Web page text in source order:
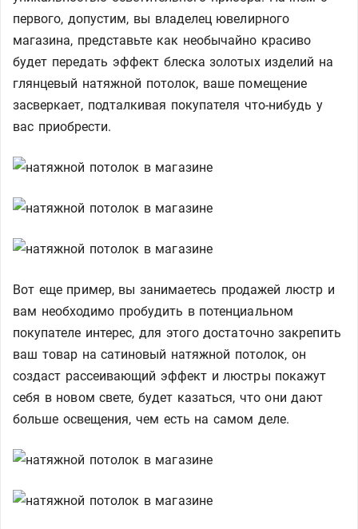
первого, допустим, вы владелец ювелирного
магазина, представьте как необычайно красиво
будет передать эффект блеска золотых изделий на
глянцевый натяжной потолок, ваше помещение
засверкает, подталкивая покупателя что-нибудь у
вас приобрести.
Вот еще пример, вы занимаетесь продажей люстр и
вам необходимо пробудить в потенциальном
покупателе интерес, для этого достаточно закрепить
ваш товар на сатиновый натяжной потолок, он
создаст рассеивающий эффект и люстры покажут
себя в новом свете, будет казаться, что они дают
больше освещения, чем есть на самом деле.